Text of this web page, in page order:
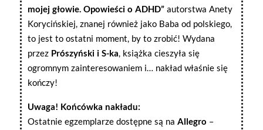
mojej głowie. Opowieści o ADHD”autorstwa Anety
Korycińskiej, znanej również jako Baba od polskiego,
to jest to ostatni moment, by to zrobić! Wydana
przez Prószyński i S-ka, książka cieszyła się
ogromnym zainteresowaniem i… nakład właśnie się
kończy!
Uwaga! Końcówka nakładu:
Ostatnie egzemplarze dostępne są na Allegro –